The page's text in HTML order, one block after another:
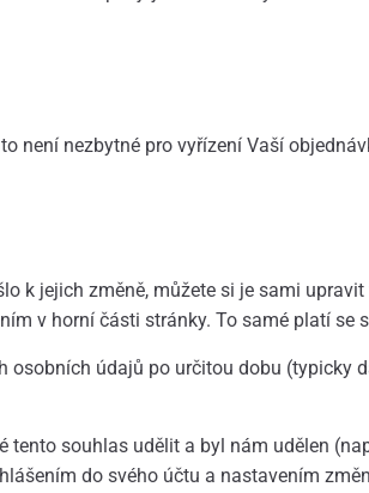
není nezbytné pro vyřízení Vaší
k jejich změně, můžete si je sami
v horní části stránky. To samé platí se
údajů po určitou dobu (typicky
tento souhlas udělit a byl nám udělen
do svého účtu a nastavením